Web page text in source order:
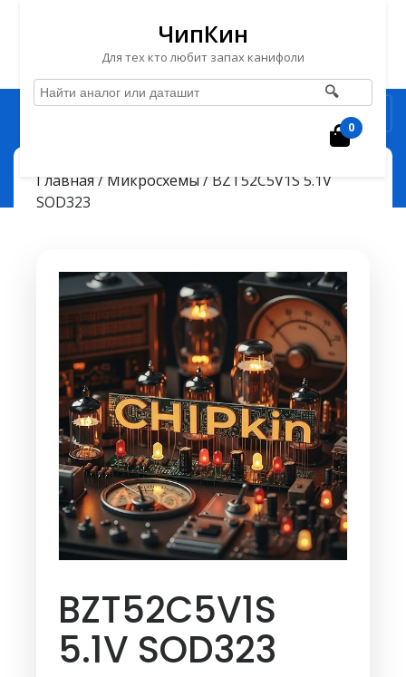
Перейти
содержимому
ЧипКин
Для тех кто любит запах канифоли
🔍
0
ЧипКин> > BZT52C5V1S 5.1V SOD323
Главная/ Микросхемы/ BZT52C5V1S 5.1V
SOD323
BZT52C5V1S
5.1V SOD323